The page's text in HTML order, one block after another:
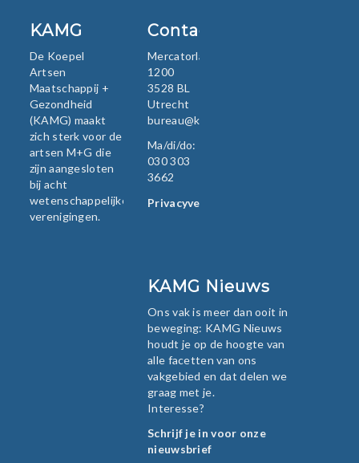
KAMG
De Koepel
Artsen
Maatschappij +
Gezondheid
(KAMG) maakt
zich sterk voor de
artsen M+G die
zijn aangesloten
bij acht
wetenschappelijke
verenigingen.
Contact
Mercatorlaan
1200
3528 BL
Utrecht
bureau@kamg.nl
Ma/di/do:
030 303
3662
Privacyverklaring
KAMG Nieuws
Ons vak is meer dan ooit in
beweging: KAMG Nieuws
houdt je op de hoogte van
alle facetten van ons
vakgebied en dat delen we
graag met je.
Interesse?
Schrijf je in voor onze
nieuwsbrief